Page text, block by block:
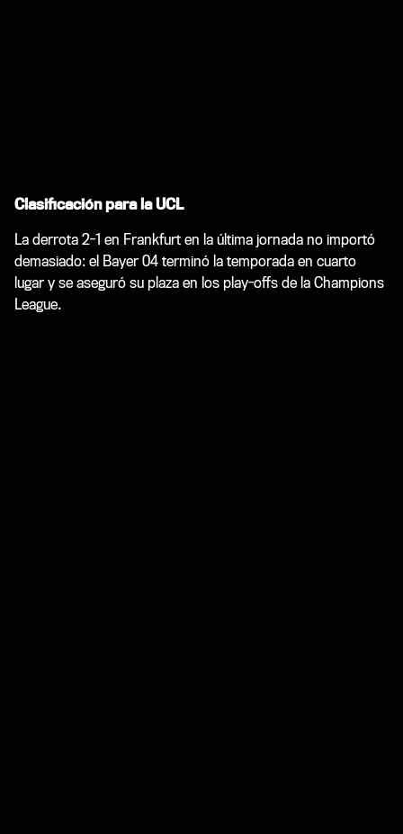
Clasificación para la UCL
La derrota 2-1 en Frankfurt en la última jornada no importó
demasiado: el Bayer 04 terminó la temporada en cuarto
lugar y se aseguró su plaza en los play-offs de la Champions
League.